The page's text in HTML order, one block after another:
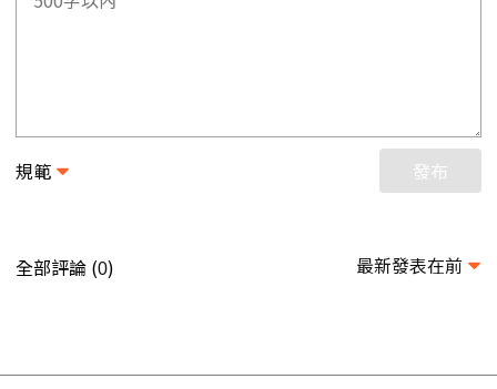
規範 發布
全部評論 (0) 最新發表在前